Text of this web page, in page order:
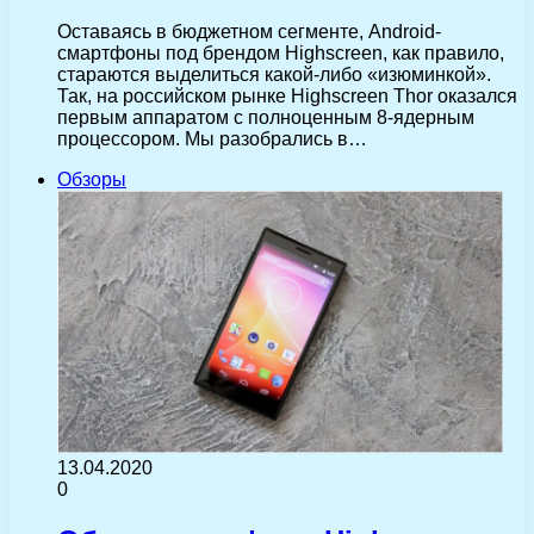
Оставаясь в бюджетном сегменте, Android-
смартфоны под брендом Highscreen, как правило,
стараются выделиться какой-либо «изюминкой».
Так, на российском рынке Highscreen Thor оказался
первым аппаратом с полноценным 8-ядерным
процессором. Мы разобрались в…
Обзоры
13.04.2020
0